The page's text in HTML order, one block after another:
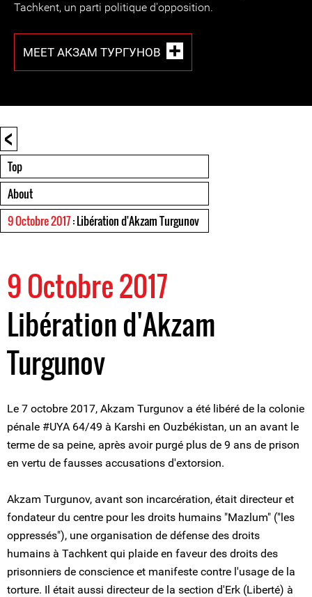
Tachkent, un parti politique d'opposition.
MEET АКЗАМ ТУРГУНОВ
<
Top
About
9 Octobre 2017: Libération d'Akzam Turgunov
9 Octobre 2017
Libération d'Akzam
Turgunov
Le 7 octobre 2017, Akzam Turgunov a été libéré de la colonie
pénale #UYA 64/49 à Karshi en Ouzbékistan, un an avant le
terme de sa peine, après avoir purgé plus de 9 ans de prison
en vertu de fausses accusations d'extorsion.
Akzam Turgunov, avant son incarcération, était directeur et
fondateur du centre pour les droits humains "Mazlum" ("les
oppressés"), une organisation de défense des droits
humains à Tachkent qui plaide en faveur des droits des
prisonniers de conscience et manifeste contre l'usage de la
torture. Il était aussi directeur de la section d'Erk (Liberté) à